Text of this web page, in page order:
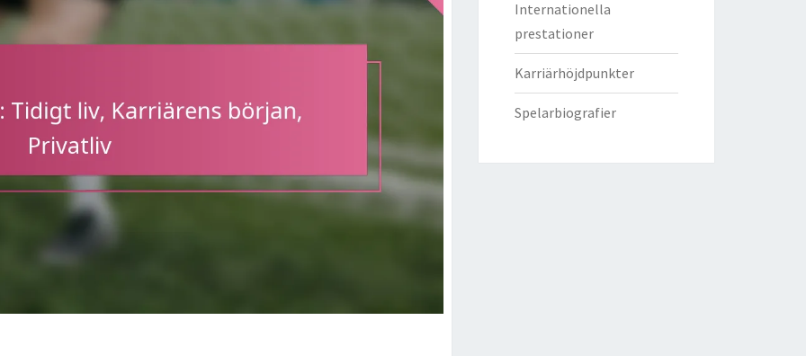
Internationella
prestationer
Karriärhöjdpunkter
Spelarbiografier